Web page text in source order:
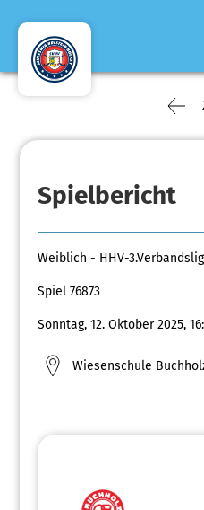
Spielbericht
Weiblich - HHV-
Spiel 76873
Sonntag, 12. Oktober 2025,
Wiesenschule